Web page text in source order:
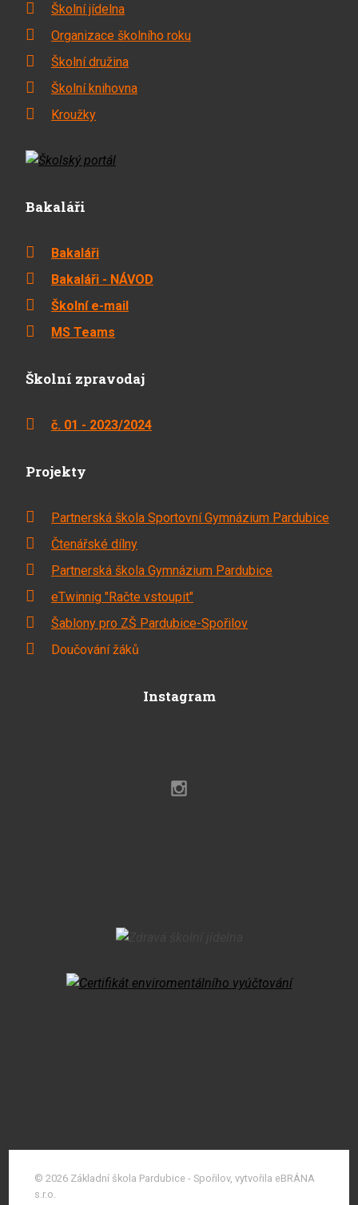
Školní jídelna
Organizace školního roku
Školní družina
Školní knihovna
Kroužky
Bakaláři
Bakaláři
Bakaláři - NÁVOD
Školní e-mail
MS Teams
Školní zpravodaj
č. 01 - 2023/2024
Projekty
Partnerská škola Sportovní Gymnázium Pardubice
Čtenářské dílny
Partnerská škola Gymnázium Pardubice
eTwinnig "Račte vstoupit"
Šablony pro ZŠ Pardubice-Spořilov
Doučování žáků
Instagram
© 2026 Základní škola Pardubice - Spořilov, vytvořila eBRÁNA
s.r.o.